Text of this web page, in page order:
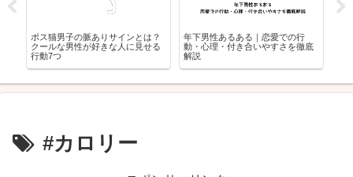
ボス猫男子の脈ありサインとは？
クールな男性が好きな人に見せる
行動7つ
年下男性あるある｜恋愛での行
動・心理・付き合いやすさを徹底
解説
#カロリー